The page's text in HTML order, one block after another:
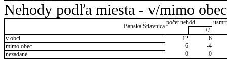
Nehody podľa miesta - v/mimo obec
Banská Štiavnica
počet nehôd
+/-
v obci
12
6
mimo obec
6
-4
nezadané
0 0